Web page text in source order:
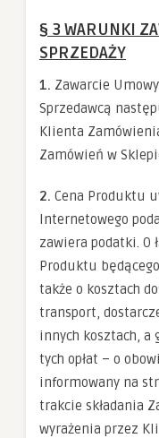
§ 3 WARUNKI
SPRZEDAŻY
1. Zawarcie
Sprzedawcą
Klienta
Zamówień w
2. Cena Produktu
Internetowego
zawiera podatki. O
Produktu
także o kosztach
transport,
innych kosztach, a
tych opłat – o
informowany na
trakcie składania
wyrażenia przez